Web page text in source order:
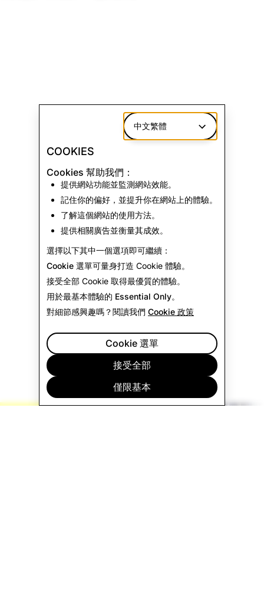
我們的產品與服務
中文繁體
COOKIES
Cookies 幫助我們：
提供網站功能並監測網站效能。
記住你的偏好，並提升你在網站上的體驗。
了解這個網站的使用方法。
提供相關廣告並衡量其成效。
選擇以下其中一個選項即可繼續：
Cookie 選單可量身打造 Cookie 體驗。
接受全部 Cookie 取得最優質的體驗。
用於最基本體驗的 Essential Only。
對細節感興趣嗎？閱讀我們 Cookie 政策
僅限基本
接受全部
Cookie 選單